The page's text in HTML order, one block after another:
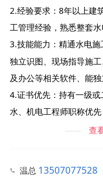
2.经验要求：8年以上建
工管理经验，熟悉整套水
3.技能能力：精通水电
独立识图、现场指导施
及办公等相关软件、能
4.证书优先：持有一级
水、机电工程师职称优先
5.综合能力：懂现场协
资料流程，可接受工地
—— 查
温总 13507077528